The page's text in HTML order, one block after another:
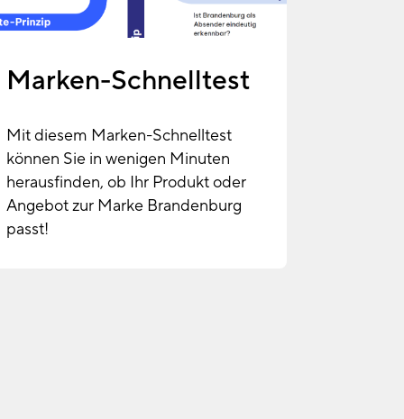
Marken-Schnelltest
Mit diesem Marken-Schnelltest
können Sie in wenigen Minuten
herausfinden, ob Ihr Produkt oder
Angebot zur Marke Brandenburg
passt!